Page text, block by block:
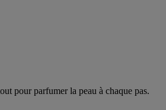
pour parfumer la peau à chaque pas.